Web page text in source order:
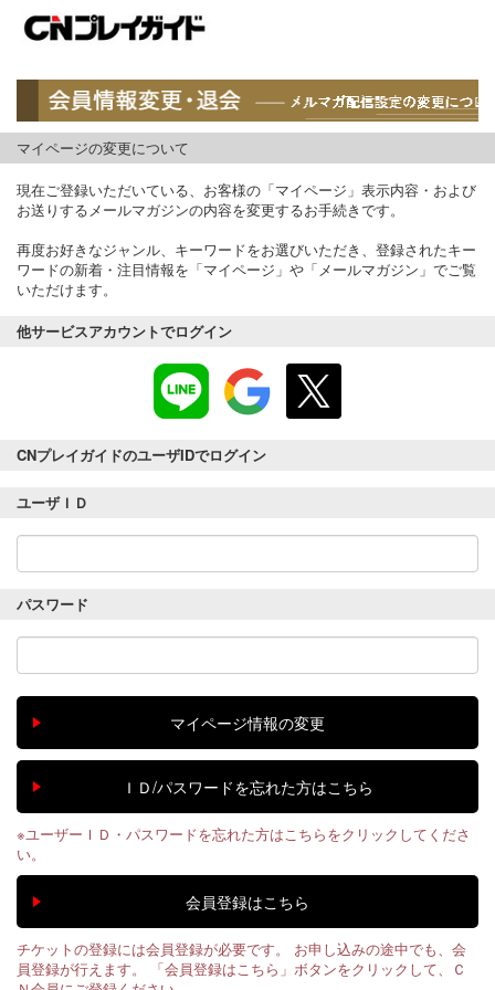
マイページの変更について
現在ご登録いただいている、お客様の「マイページ」表示内容・および
お送りするメールマガジンの内容を変更するお手続きです。
再度お好きなジャンル、キーワードをお選びいただき、登録されたキー
ワードの新着・注目情報を「マイページ」や「メールマガジン」でご覧
いただけます。
他サービスアカウントでログイン
CNプレイガイドのユーザIDでログイン
ユーザＩＤ
パスワード
※ユーザーＩＤ・パスワードを忘れた方はこちらをクリックしてくださ
い。
チケットの登録には会員登録が必要です。 お申し込みの途中でも、会
員登録が行えます。 「会員登録はこちら」ボタンをクリックして、Ｃ